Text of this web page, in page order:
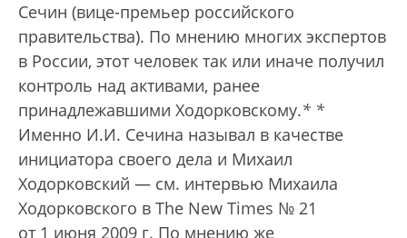
Сечин (вице-премьер российского
правительства). По мнению многих экспертов
в России, этот человек так или иначе получил
контроль над активами, ранее
принадлежавшими Ходорковскому.* *
Именно И.И. Сечина называл в качестве
инициатора своего дела и Михаил
Ходорковский — см. интервью Михаила
Ходорковского в The New Times № 21
от 1 июня 2009 г. По мнению же